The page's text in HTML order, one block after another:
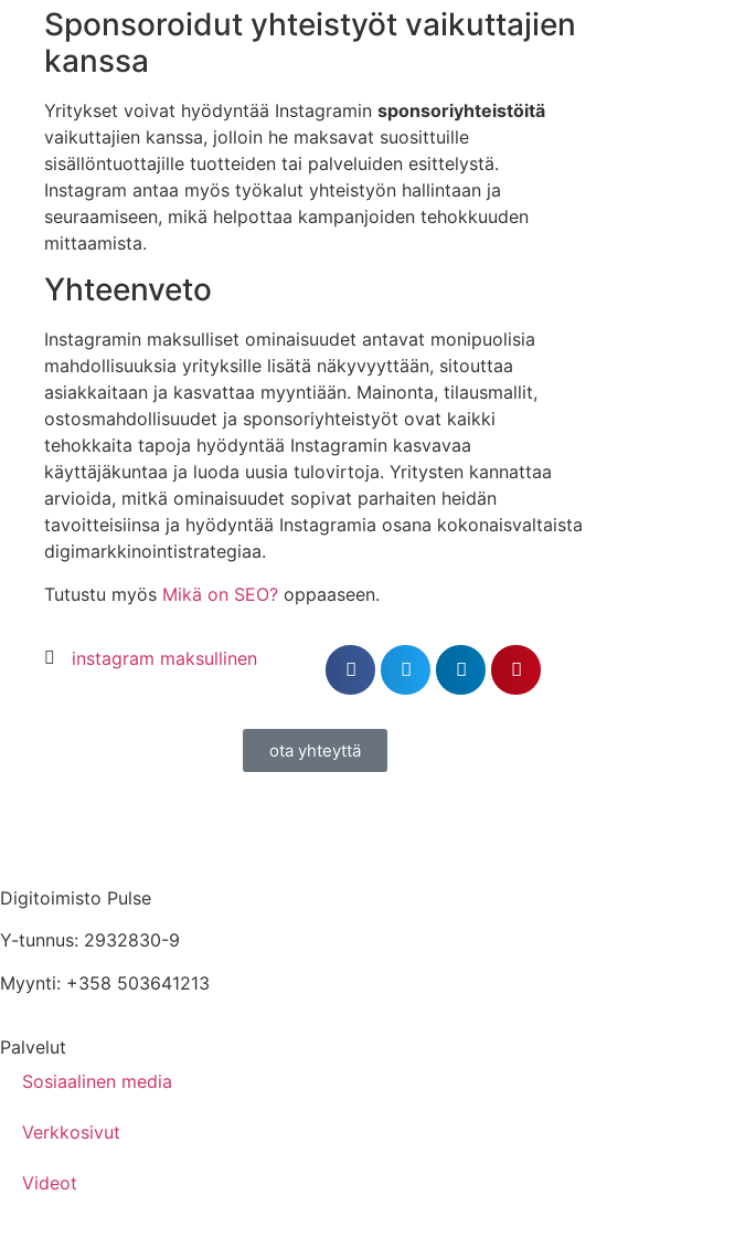
Sponsoroidut yhteistyöt vaikuttajien
kanssa
Yritykset voivat hyödyntää Instagramin sponsoriyhteistöitä
vaikuttajien kanssa, jolloin he maksavat suosittuille
sisällöntuottajille tuotteiden tai palveluiden esittelystä.
Instagram antaa myös työkalut yhteistyön hallintaan ja
seuraamiseen, mikä helpottaa kampanjoiden tehokkuuden
mittaamista.
Yhteenveto
Instagramin maksulliset ominaisuudet antavat monipuolisia
mahdollisuuksia yrityksille lisätä näkyvyyttään, sitouttaa
asiakkaitaan ja kasvattaa myyntiään. Mainonta, tilausmallit,
ostosmahdollisuudet ja sponsoriyhteistyöt ovat kaikki
tehokkaita tapoja hyödyntää Instagramin kasvavaa
käyttäjäkuntaa ja luoda uusia tulovirtoja. Yritysten kannattaa
arvioida, mitkä ominaisuudet sopivat parhaiten heidän
tavoitteisiinsa ja hyödyntää Instagramia osana kokonaisvaltaista
digimarkkinointistrategiaa.
Tutustu myös Mikä on SEO? oppaaseen.
instagram maksullinen
ota yhteyttä
Digitoimisto Pulse
Y-tunnus: 2932830-9
Myynti: +358 503641213
Palvelut
Sosiaalinen media
Verkkosivut
Videot